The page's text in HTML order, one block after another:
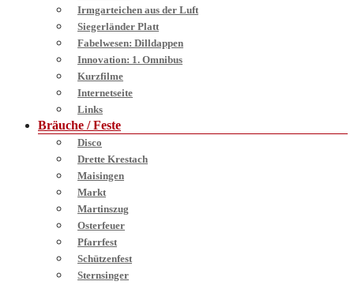
Irmgarteichen aus der Luft
Siegerländer Platt
Fabelwesen: Dilldappen
Innovation: 1. Omnibus
Kurzfilme
Internetseite
Links
Bräuche / Feste
Disco
Drette Krestach
Maisingen
Markt
Martinszug
Osterfeuer
Pfarrfest
Schützenfest
Sternsinger